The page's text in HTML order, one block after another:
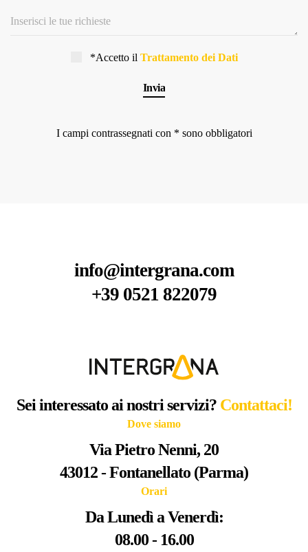
*Accetto il Trattamento dei Dati
I campi contrassegnati con * sono obbligatori
info@intergrana.com
+39 0521 822079
Sei interessato ai nostri servizi? Contattaci!
Dove siamo
Via Pietro Nenni, 20
43012 - Fontanellato (Parma)
Orari
Da Lunedì a Venerdì:
08.00 - 16.00